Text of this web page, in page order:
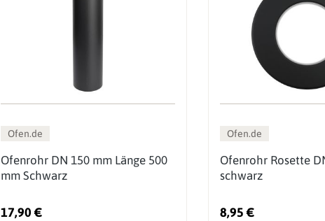
Ofen.de
Ofenrohr DN 150 mm Länge 500
mm Schwarz
17,90 €
Ofen.de
Ofenrohr Rosette
schwarz
8,95 €